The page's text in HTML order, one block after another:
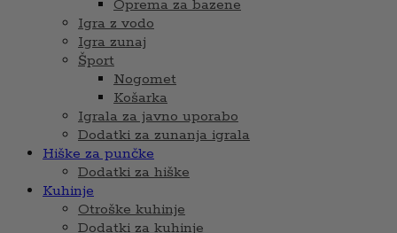
Oprema za bazene
Igra z vodo
Igra zunaj
Šport
Nogomet
Košarka
Igrala za javno uporabo
Dodatki za zunanja igrala
Hiške za punčke
Dodatki za hiške
Kuhinje
Otroške kuhinje
Dodatki za kuhinje